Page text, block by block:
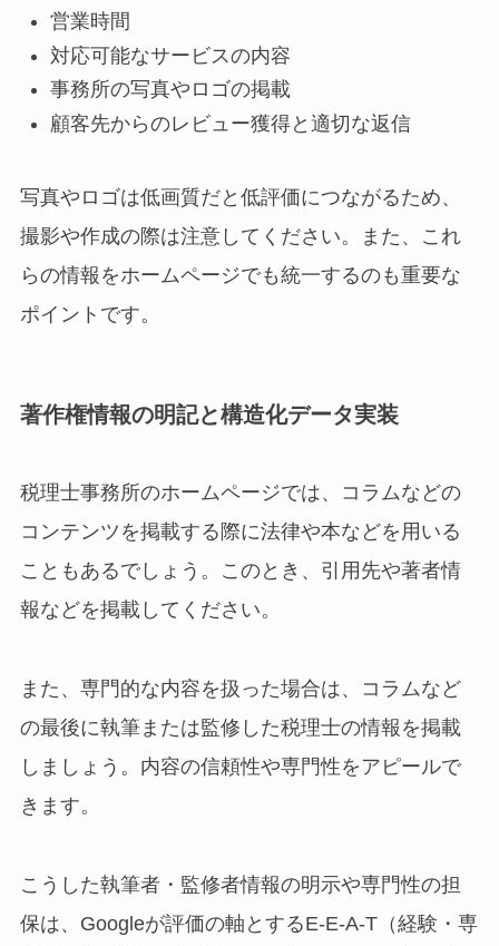
営業時間
対応可能なサービスの内容
事務所の写真やロゴの掲載
顧客先からのレビュー獲得と適切な返信
写真やロゴは低画質だと低評価につながるため、
撮影や作成の際は注意してください。また、これ
らの情報をホームページでも統一するのも重要な
ポイントです。
著作権情報の明記と構造化データ実装
税理士事務所のホームページでは、コラムなどの
コンテンツを掲載する際に法律や本などを用いる
こともあるでしょう。このとき、引用先や著者情
報などを掲載してください。
また、専門的な内容を扱った場合は、コラムなど
の最後に執筆または監修した税理士の情報を掲載
しましょう。内容の信頼性や専門性をアピールで
きます。
こうした執筆者・監修者情報の明示や専門性の担
保は、Googleが評価の軸とするE-E-A-T（経験・専